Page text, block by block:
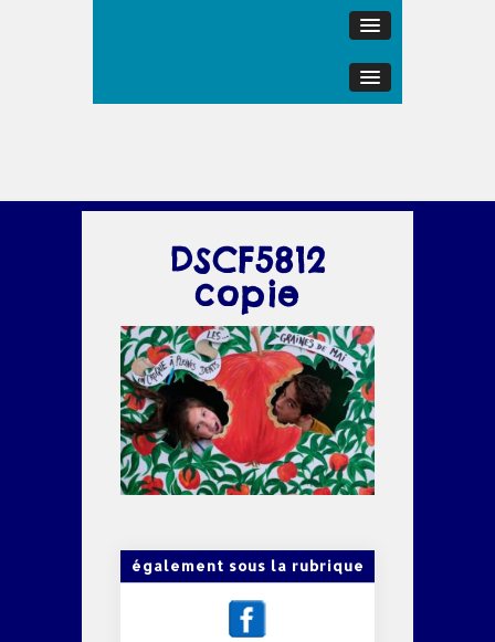
DSCF5812
copie
également sous la rubrique